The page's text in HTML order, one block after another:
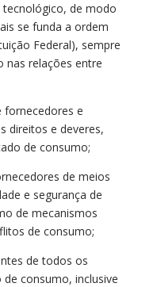
de modo
se funda a ordem
Federal), sempre
nas relações entre
fornecedores e
direitos e deveres,
de consumo;
de meios
e segurança de
de mecanismos
de consumo;
de todos os
consumo, inclusive